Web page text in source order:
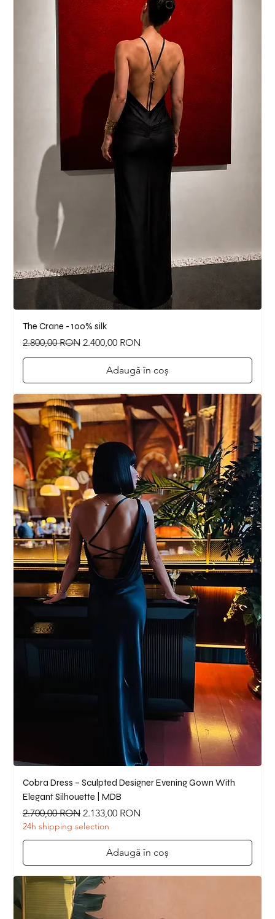
The Crane - 100% silk
Preț normal
2.800,00 RON Preț redus
2.400,00 RON
Adaugă în coș
Cobra Dress – Sculpted Designer Evening Gown With
Elegant Silhouette | MDB
Preț normal
2.700,00 RON Preț redus
2.133,00 RON
24h shipping selection
Adaugă în coș